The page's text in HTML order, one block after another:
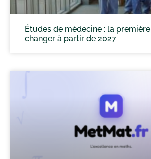
Études de médecine : la première
changer à partir de 2027